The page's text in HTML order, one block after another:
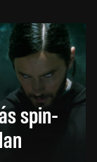
spin-